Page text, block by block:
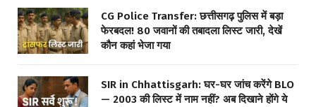
CG Police Transfer: छत्तीसगढ़ पुलिस में बड़ा
फेरबदल! 80 जवानों की तबादला लिस्ट जारी, देखें
कौन कहां भेजा गया
SIR in Chhattisgarh: घर-घर जांच करेंगे BLO
— 2003 की लिस्ट में नाम नहीं? अब दिखाने होंगे ये